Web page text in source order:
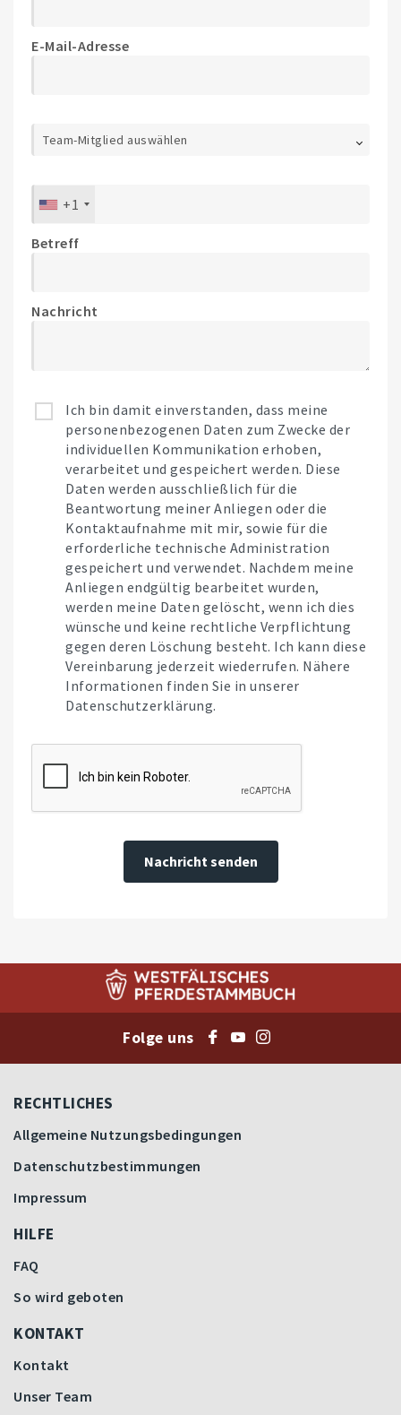
E-Mail-Adresse
Team-Mitglied auswählen
+1
Betreff
Nachricht
Ich bin damit einverstanden, dass meine
personenbezogenen Daten zum Zwecke der
individuellen Kommunikation erhoben,
verarbeitet und gespeichert werden. Diese
Daten werden ausschließlich für die
Beantwortung meiner Anliegen oder die
Kontaktaufnahme mit mir, sowie für die
erforderliche technische Administration
gespeichert und verwendet. Nachdem meine
Anliegen endgültig bearbeitet wurden,
werden meine Daten gelöscht, wenn ich dies
wünsche und keine rechtliche Verpflichtung
gegen deren Löschung besteht. Ich kann diese
Vereinbarung jederzeit wiederrufen. Nähere
Informationen finden Sie in unserer
Datenschutzerklärung.
Nachricht senden
Folge uns
RECHTLICHES
Allgemeine Nutzungsbedingungen
Datenschutzbestimmungen
Impressum
HILFE
FAQ
So wird geboten
KONTAKT
Kontakt
Unser Team